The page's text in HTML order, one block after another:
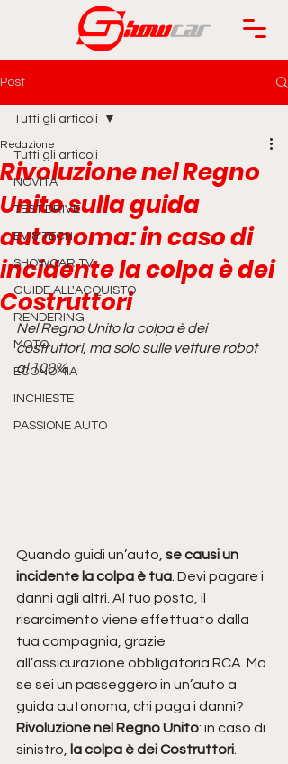
Post
Tutti gli articoli
NOVITÀ
TEST DRIVE
EV & TECH
SHOWCAR TV
GUIDE ALL'ACQUISTO
RENDERING
MOTO
ECONOMIA
INCHIESTE
PASSIONE AUTO
Tutti gli articoli
Rivoluzione nel Regno
Unito sulla guida
autonoma: in caso di
incidente la colpa è dei
Costruttori
Redazione
Nel Regno Unito la colpa è dei
costruttori, ma solo sulle vetture robot
al 100%
Quando guidi un’auto, se causi un
incidente la colpa è tua . Devi pagare i
danni agli altri. Al tuo posto, il
risarcimento viene effettuato dalla
tua compagnia, grazie
all’assicurazione obbligatoria RCA. Ma
se sei un passeggero in un’auto a
guida autonoma, chi paga i danni?
Rivoluzione nel Regno Unito: in caso di
sinistro,
la colpa è dei Costruttori